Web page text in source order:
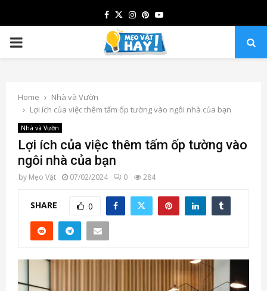
Facebook
TwitterInstagram
Pinterest
Youtube
PRIMARY
Home
Nhà và Vườn
Lợi ích của việc thêm tấm ốp tường vào ngôi nhà của bạn
Nhà và Vườn
Lợi ích của việc thêm tấm ốp tường vào
ngôi nhà của bạn
by Mẹo Vặt 07/02/2024 0 284
SHARE 0